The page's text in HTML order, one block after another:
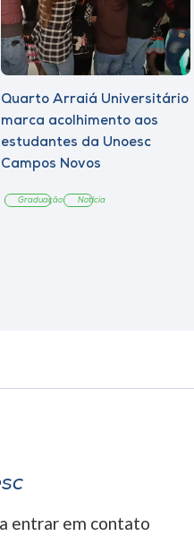
Quarto Arraiá Universitário
marca acolhimento aos
estudantes da Unoesc
Campos Novos
Graduação Notícia
entrar em contato